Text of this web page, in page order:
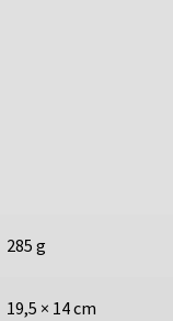
285 g
19,5 × 14 cm